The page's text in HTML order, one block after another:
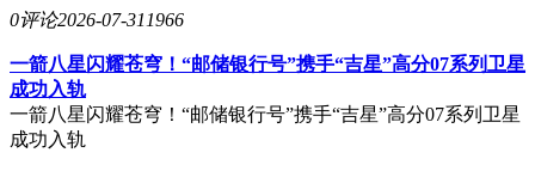
0评论2026-07-31 1966
一箭八星闪耀苍穹！“邮储银行号”携手“吉星”高分07系列卫星
成功入轨
一箭八星闪耀苍穹！“邮储银行号”携手“吉星”高分07系列卫星
成功入轨